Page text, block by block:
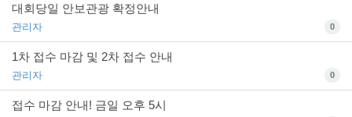
대회당일 안보관광 확정안내
관리자 0
1차 접수 마감 및 2차 접수 안내
관리자 0
접수 마감 안내! 금일 오후 5시